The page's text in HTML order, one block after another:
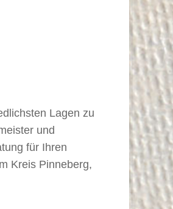
Lagen zu
und
für Ihren
Kreis Pinneberg,